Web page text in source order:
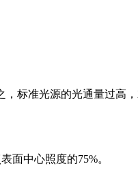
标准光源的光通量过高
面中心照度的75%。